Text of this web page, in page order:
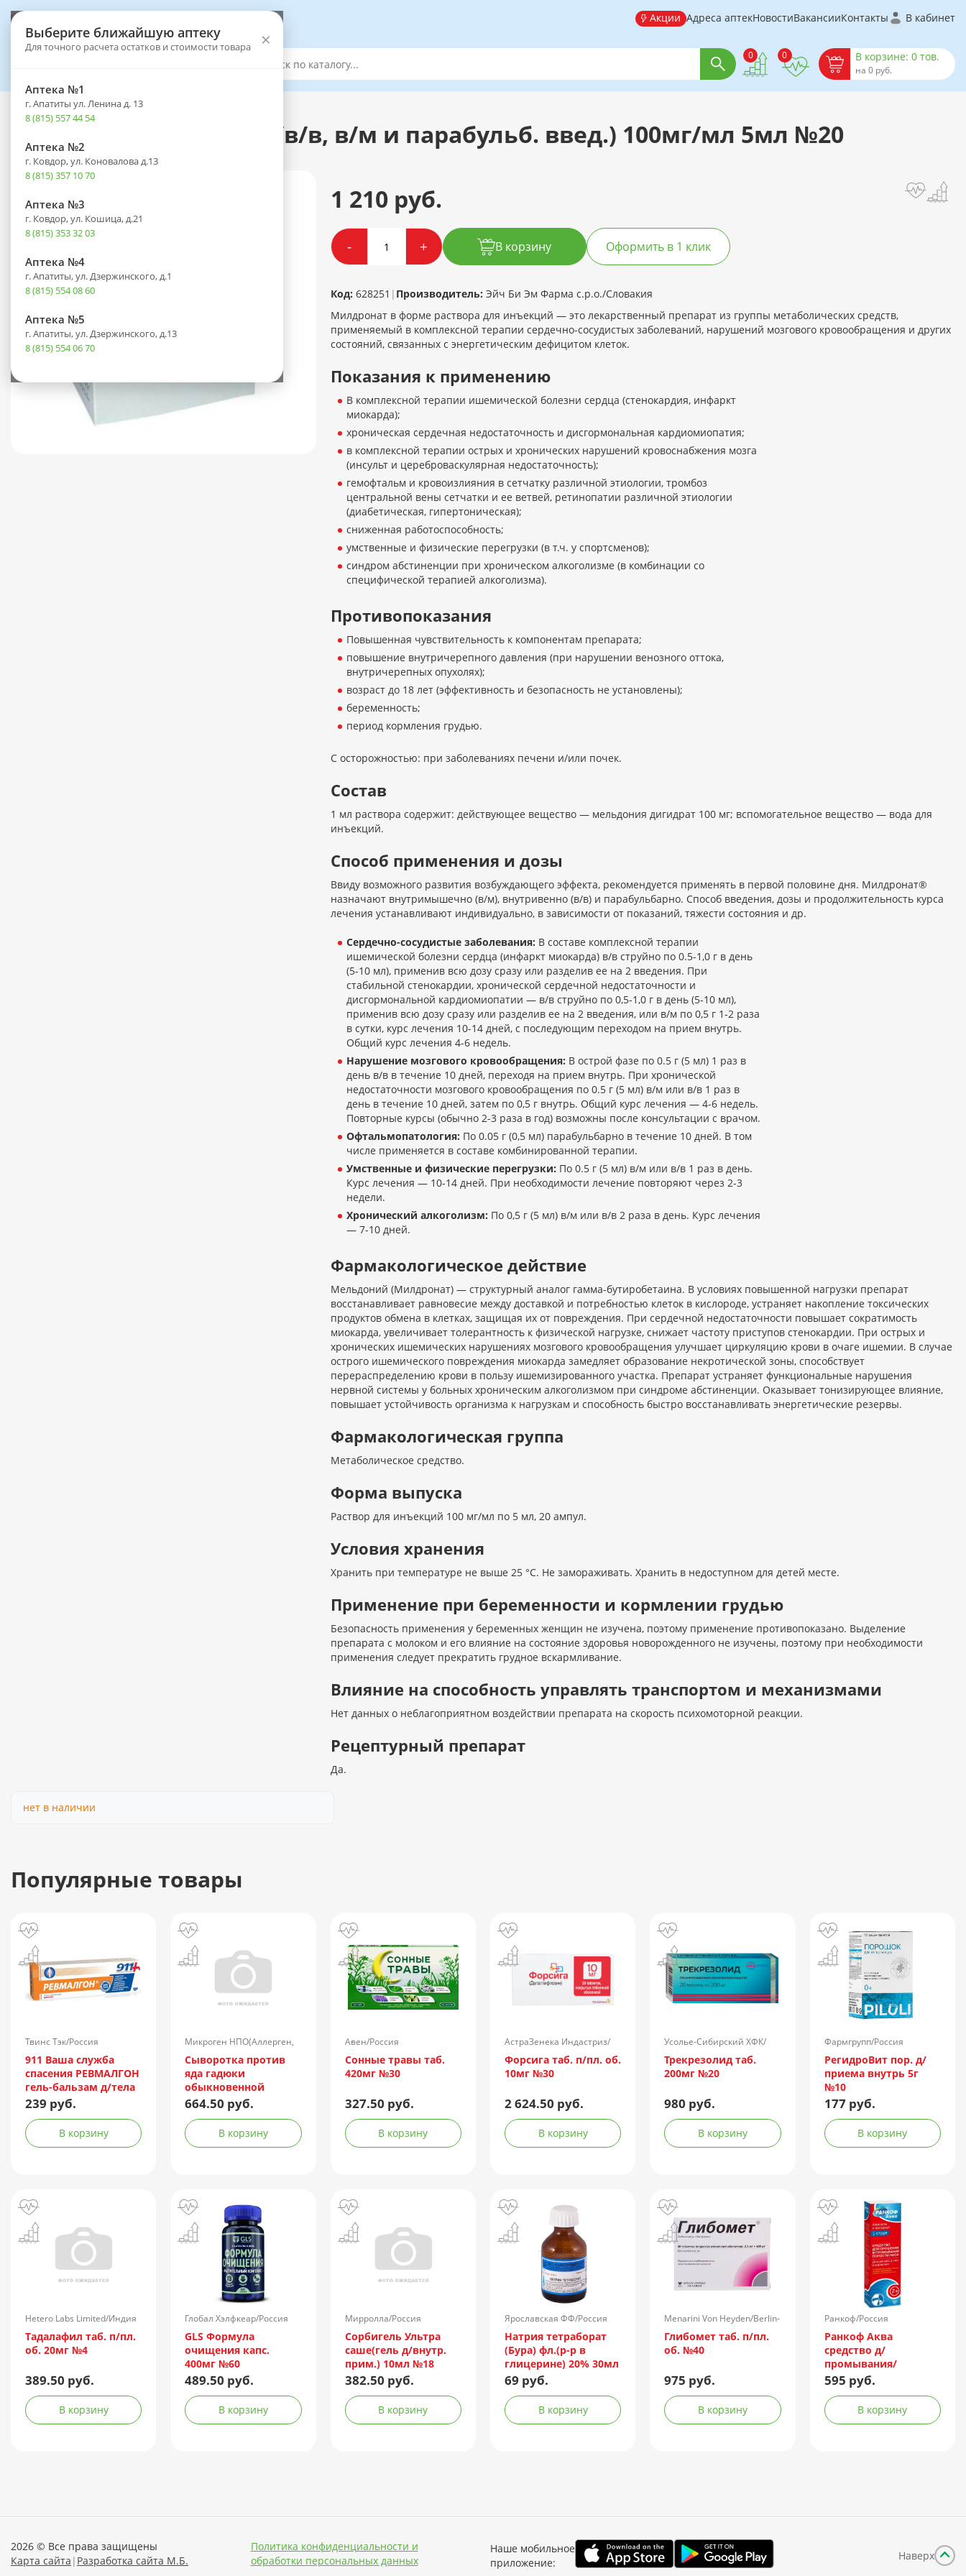
Выберите ближайшую аптеку
Для точного расчета остатков и стоимости товара ×
Аптека №1
г. Апатиты ул. Ленина д. 13
8 (815) 557 44 54
Аптека №2
г. Ковдор, ул. Коновалова д.13
8 (815) 357 10 70
Аптека №3
г. Ковдор, ул. Кошица, д.21
8 (815) 353 32 03
Аптека №4
г. Апатиты, ул. Дзержинского, д.1
8 (815) 554 08 60
Аптека №5
г. Апатиты, ул. Дзержинского, д.13
8 (815) 554 06 70
Акции Адреса аптекНовостиВакансииКонтакты В кабинет
0 0 В корзине: 0 тов.
на 0 руб.
Каталог - Лекарственные препараты
Милдронат амп.(р-р д/в/в, в/м и парабульб. введ.) 100мг/мл 5мл №20
1 210 руб.
- + В корзину Оформить в 1 клик
Код: 628251 | Производитель: Эйч Би Эм Фарма с.р.о./Словакия
Милдронат в форме раствора для инъекций — это лекарственный препарат из группы метаболических средств,
применяемый в комплексной терапии сердечно-сосудистых заболеваний, нарушений мозгового кровообращения и других
состояний, связанных с энергетическим дефицитом клеток.
Показания к применению
В комплексной терапии ишемической болезни сердца (стенокардия, инфаркт
миокарда);
хроническая сердечная недостаточность и дисгормональная кардиомиопатия;
в комплексной терапии острых и хронических нарушений кровоснабжения мозга
(инсульт и цереброваскулярная недостаточность);
гемофтальм и кровоизлияния в сетчатку различной этиологии, тромбоз
центральной вены сетчатки и ее ветвей, ретинопатии различной этиологии
(диабетическая, гипертоническая);
сниженная работоспособность;
умственные и физические перегрузки (в т.ч. у спортсменов);
синдром абстиненции при хроническом алкоголизме (в комбинации со
специфической терапией алкоголизма).
Противопоказания
Повышенная чувствительность к компонентам препарата;
повышение внутричерепного давления (при нарушении венозного оттока,
внутричерепных опухолях);
возраст до 18 лет (эффективность и безопасность не установлены);
беременность;
период кормления грудью.
С осторожностью: при заболеваниях печени и/или почек.
Состав
1 мл раствора содержит: действующее вещество — мельдония дигидрат 100 мг; вспомогательное вещество — вода для
инъекций.
Способ применения и дозы
Ввиду возможного развития возбуждающего эффекта, рекомендуется применять в первой половине дня. Милдронат®
назначают внутримышечно (в/м), внутривенно (в/в) и парабульбарно. Способ введения, дозы и продолжительность курса
лечения устанавливают индивидуально, в зависимости от показаний, тяжести состояния и др.
Сердечно-сосудистые заболевания: В составе комплексной терапии
ишемической болезни сердца (инфаркт миокарда) в/в струйно по 0.5-1,0 г в день
(5-10 мл), применив всю дозу сразу или разделив ее на 2 введения. При
стабильной стенокардии, хронической сердечной недостаточности и
дисгормональной кардиомиопатии — в/в струйно по 0,5-1,0 г в день (5-10 мл),
применив всю дозу сразу или разделив ее на 2 введения, или в/м по 0,5 г 1-2 раза
в сутки, курс лечения 10-14 дней, с последующим переходом на прием внутрь.
Общий курс лечения 4-6 недель.
Нарушение мозгового кровообращения: В острой фазе по 0.5 г (5 мл) 1 раз в
день в/в в течение 10 дней, переходя на прием внутрь. При хронической
недостаточности мозгового кровообращения по 0.5 г (5 мл) в/м или в/в 1 раз в
день в течение 10 дней, затем по 0,5 г внутрь. Общий курс лечения — 4-6 недель.
Повторные курсы (обычно 2-3 раза в год) возможны после консультации с врачом.
Офтальмопатология: По 0.05 г (0,5 мл) парабульбарно в течение 10 дней. В том
числе применяется в составе комбинированной терапии.
Умственные и физические перегрузки: По 0.5 г (5 мл) в/м или в/в 1 раз в день.
Курс лечения — 10-14 дней. При необходимости лечение повторяют через 2-3
недели.
Хронический алкоголизм: По 0,5 г (5 мл) в/м или в/в 2 раза в день. Курс лечения
— 7-10 дней.
Фармакологическое действие
Мельдоний (Милдронат) — структурный аналог гамма-бутиробетаина. В условиях повышенной нагрузки препарат
восстанавливает равновесие между доставкой и потребностью клеток в кислороде, устраняет накопление токсических
продуктов обмена в клетках, защищая их от повреждения. При сердечной недостаточности повышает сократимость
миокарда, увеличивает толерантность к физической нагрузке, снижает частоту приступов стенокардии. При острых и
хронических ишемических нарушениях мозгового кровообращения улучшает циркуляцию крови в очаге ишемии. В случае
острого ишемического повреждения миокарда замедляет образование некротической зоны, способствует
перераспределению крови в пользу ишемизированного участка. Препарат устраняет функциональные нарушения
нервной системы у больных хроническим алкоголизмом при синдроме абстиненции. Оказывает тонизирующее влияние,
повышает устойчивость организма к нагрузкам и способность быстро восстанавливать энергетические резервы.
Фармакологическая группа
Метаболическое средство.
Форма выпуска
Раствор для инъекций 100 мг/мл по 5 мл, 20 ампул.
Условия хранения
Хранить при температуре не выше 25 °С. Не замораживать. Хранить в недоступном для детей месте.
Применение при беременности и кормлении грудью
Безопасность применения у беременных женщин не изучена, поэтому применение противопоказано. Выделение
препарата с молоком и его влияние на состояние здоровья новорожденного не изучены, поэтому при необходимости
применения следует прекратить грудное вскармливание.
Влияние на способность управлять транспортом и механизмами
Нет данных о неблагоприятном воздействии препарата на скорость психомоторной реакции.
Рецептурный препарат
Да.
нет в наличии
Популярные товары
Твинс Тэк/Россия
911 Ваша служба
спасения РЕВМАЛГОН
гель-бальзам д/тела
100мл
239 руб.
В корзину
Микроген НПО(Аллерген,
г.Ставрополь)/Россия
Сыворотка против
яда гадюки
обыкновенной
лошадиная
очищенная
концентрированная
жидкая амп.(р-р д/
664.50 руб.
В корзину
Авен/Россия
Сонные травы таб.
420мг №30
327.50 руб.
В корзину
АстраЗенека Индастриз/
Россия
Форсига таб. п/пл. об.
10мг №30
2 624.50 руб.
В корзину
Усолье-Сибирский ХФК/
Россия
Трекрезолид таб.
200мг №20
980 руб.
В корзину
Фармгрупп/Россия
РегидроВит пор. д/
приема внутрь 5г
№10
177 руб.
В корзину
Hetero Labs Limited/Индия
Тадалафил таб. п/пл.
об. 20мг №4
389.50 руб.
В корзину
Глобал Хэлфкеар/Россия
GLS Формула
очищения капс.
400мг №60
489.50 руб.
В корзину
Мирролла/Россия
Сорбигель Ультра
саше(гель д/внутр.
прим.) 10мл №18
382.50 руб.
В корзину
Ярославская ФФ/Россия
Натрия тетраборат
(Бура) фл.(р-р в
глицерине) 20% 30мл
69 руб.
В корзину
Menarini Von Heyden/Berlin-
Chemie/Германия
Глибомет таб. п/пл.
об. №40
975 руб.
В корзину
Ранкоф/Россия
Ранкоф Аква
средство д/
промывания/
орошения носа 150мл
(душ)
595 руб.
В корзину
2026 © Все права защищены
Карта сайта | Разработка сайта М.Б.
Политика конфиденциальности и
обработки персональных данных
Наше мобильное
приложение:
Наверх